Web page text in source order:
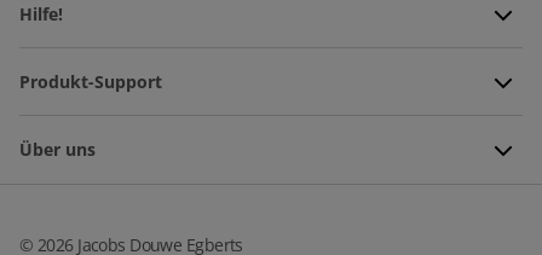
Hilfe!
Produkt-Support
Über uns
© 2026Jacobs Douwe Egberts